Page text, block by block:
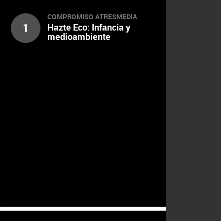
1
COMPROMISO ATRESMEDIA
Hazte Eco: Infancia y
medioambiente